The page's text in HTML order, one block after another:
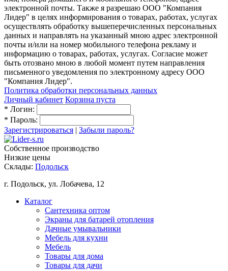
электронной почты. Также я разрешаю ООО "Компания
Лидер" в целях информирования о товарах, работах, услугах
осуществлять обработку вышеперечисленных персональных
данных и направлять на указанный мною адрес электронной
почты и/или на номер мобильного телефона рекламу и
информацию о товарах, работах, услугах. Согласие может
быть отозвано мною в любой момент путем направления
письменного уведомления по электронному адресу ООО
"Компания Лидер".
Политика обработки персональных данных
Личный кабинет Корзина пуста
* Логин:
* Пароль:
Зарегистрироваться | Забыли пароль?
Собственное производство
Низкие цены
Склады: Подольск
г. Подольск, ул. Лобачева, 12
Каталог
Сантехника оптом
Экраны для батарей отопления
Дачные умывальники
Мебель для кухни
Мебель
Товары для дома
Товары для дачи